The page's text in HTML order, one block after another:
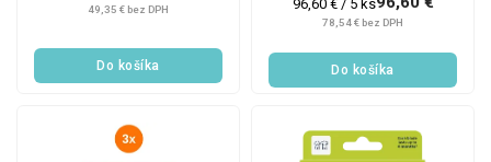
49,35 € bez DPH
cena:
Do košíka
78,54 € bez DPH
cena:
96,60 € / 5 ks
Do košíka